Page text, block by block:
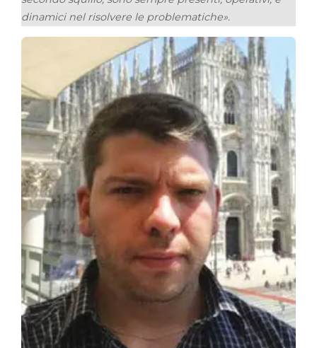
dinamici nel risolvere le problematiche».